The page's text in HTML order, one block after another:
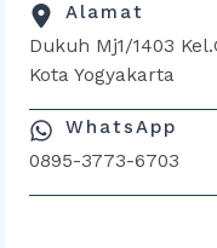
Alamat
Dukuh Mj1/1403
Kota Yogyakarta
WhatsApp
0895-3773-6703